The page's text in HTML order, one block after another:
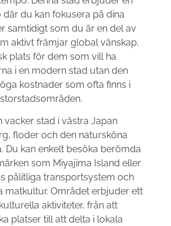
du kan fokusera på dina
samtidigt som du är en del av
aktivt främjar global vänskap.
plats för dem som vill ha
i en modern stad utan den
kostnader som ofta finns i
vacker stad i västra Japan
floder och den natursköna
Du kan enkelt besöka berömda
som Miyajima Island eller
pålitliga transportsystem och
matkultur. Området erbjuder ett
aktiviteter, från att
platser till att delta i lokala